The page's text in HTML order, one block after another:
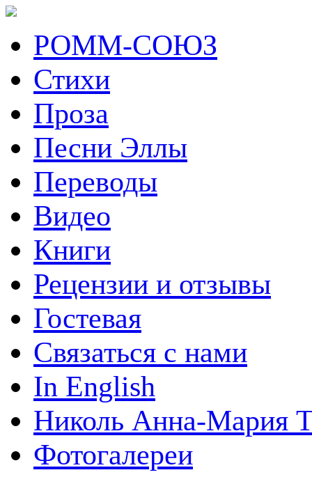
РОММ-СОЮЗ
Стихи
Проза
Песни Эллы
Переводы
Видео
Книги
Рецензии и отзывы
Гостевая
Связаться с нами
In English
Николь Анна-Мария
Фотогалереи